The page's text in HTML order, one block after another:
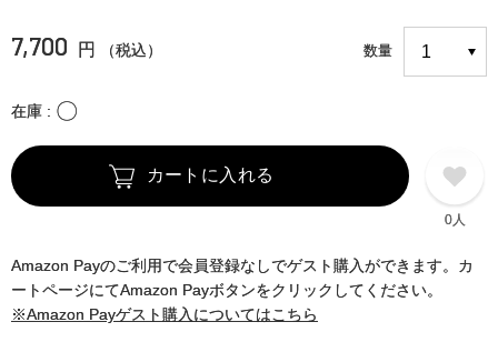
7,700 円 （税込） 数量
在庫 〇
カートに入れる
0人
Amazon Payのご利用で会員登録なしでゲスト購入ができます。カ
ートページにてAmazon Payボタンをクリックしてください。
※Amazon Payゲスト購入についてはこちら